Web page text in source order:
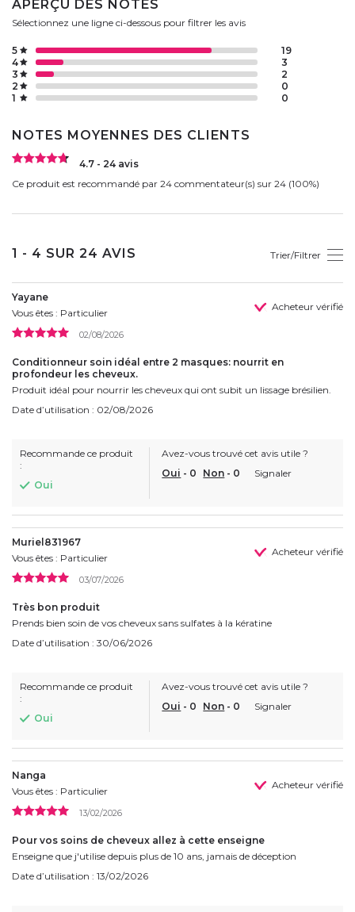
APERÇU DES NOTES
Sélectionnez une ligne ci-dessous pour filtrer les avis
1 0
2 0
3 2
4 3
5 19
NOTES MOYENNES DES CLIENTS
4.7 - 24 avis
Ce produit est recommandé par 24 commentateur(s) sur 24 (100%)
1 - 4 SUR 24 AVIS Trier/Filtrer
Yayane
Vous êtes : Particulier
Acheteur vérifié
02/08/2026
Conditionneur soin idéal entre 2 masques: nourrit en
profondeur les cheveux.
Produit idéal pour nourrir les cheveux qui ont subit un lissage brésilien.
Date d’utilisation : 02/08/2026
Recommande ce produit
:
Oui
Avez-vous trouvé cet avis utile ?
Oui - 0 Non - 0 Signaler
Muriel831967
Vous êtes : Particulier
Acheteur vérifié
03/07/2026
Très bon produit
Prends bien soin de vos cheveux sans sulfates à la kératine
Date d’utilisation : 30/06/2026
Recommande ce produit
:
Oui
Avez-vous trouvé cet avis utile ?
Oui - 0 Non - 0 Signaler
Nanga
Vous êtes : Particulier
Acheteur vérifié
13/02/2026
Pour vos soins de cheveux allez à cette enseigne
Enseigne que j'utilise depuis plus de 10 ans, jamais de déception
Date d’utilisation : 13/02/2026